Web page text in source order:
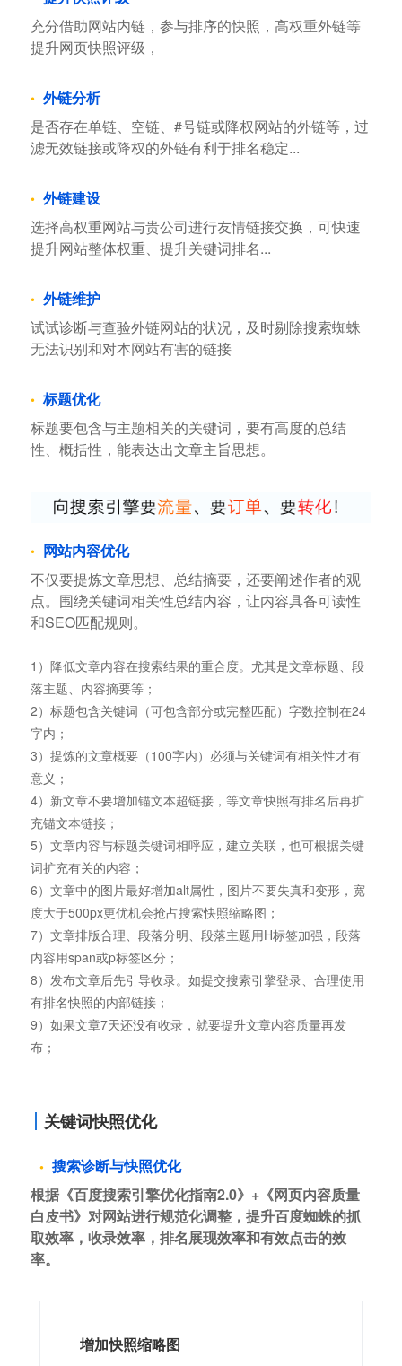
充分借助网站内链，参与排序的快照，高权重外链等
提升网页快照评级，
外链分析
是否存在单链、空链、#号链或降权网站的外链等，过
滤无效链接或降权的外链有利于排名稳定...
外链建设
选择高权重网站与贵公司进行友情链接交换，可快速
提升网站整体权重、提升关键词排名...
外链维护
试试诊断与查验外链网站的状况，及时剔除搜索蜘蛛
无法识别和对本网站有害的链接
标题优化
标题要包含与主题相关的关键词，要有高度的总结
性、概括性，能表达出文章主旨思想。
网站内容优化
不仅要提炼文章思想、总结摘要，还要阐述作者的观
点。围绕关键词相关性总结内容，让内容具备可读性
和SEO匹配规则。
1）降低文章内容在搜索结果的重合度。尤其是文章标题、段
落主题、内容摘要等；
2）标题包含关键词（可包含部分或完整匹配）字数控制在24
字内；
3）提炼的文章概要（100字内）必须与关键词有相关性才有
意义；
4）新文章不要增加锚文本超链接，等文章快照有排名后再扩
充锚文本链接；
5）文章内容与标题关键词相呼应，建立关联，也可根据关键
词扩充有关的内容；
6）文章中的图片最好增加alt属性，图片不要失真和变形，宽
度大于500px更优机会抢占搜索快照缩略图；
7）文章排版合理、段落分明、段落主题用H标签加强，段落
内容用span或p标签区分；
8）发布文章后先引导收录。如提交搜索引擎登录、合理使用
有排名快照的内部链接；
9）如果文章7天还没有收录，就要提升文章内容质量再发
布；
关键词快照优化
搜索诊断与快照优化
根据《百度搜索引擎优化指南2.0》+《网页内容质量
白皮书》对网站进行规范化调整，提升百度蜘蛛的抓
取效率，收录效率，排名展现效率和有效点击的效
率。
增加快照缩略图